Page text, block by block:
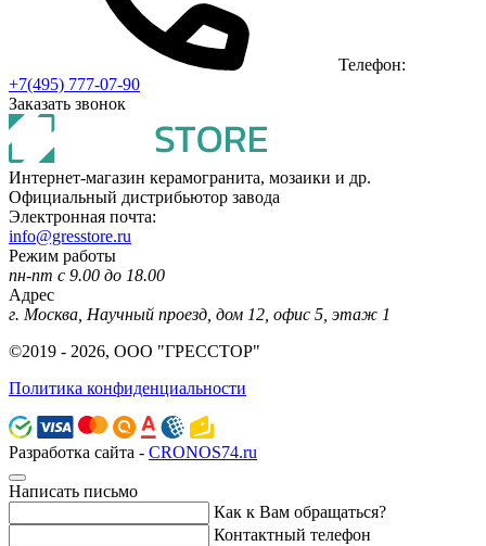
Телефон:
+7(495) 777-07-90
Заказать звонок
Интернет-магазин керамогранита, мозаики и др.
Официальный дистрибьютор завода
Электронная почта:
info@gresstore.ru
Режим работы
пн-пт с 9.00 до 18.00
Адрес
г. Москва, Научный проезд, дом 12, офис 5, этаж 1
©2019 - 2026, ООО "ГРЕССТОР"
Политика конфиденциальности
Разработка сайта - CRONOS74.ru
Написать письмо
Как к Вам обращаться?
Контактный телефон